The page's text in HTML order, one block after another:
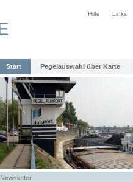
Hilfe Links
Start Pegelauswahl über Karte
Newsletter